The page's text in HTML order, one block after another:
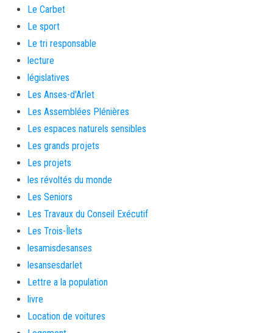
Le Carbet
Le sport
Le tri responsable
lecture
législatives
Les Anses-d'Arlet
Les Assemblées Plénières
Les espaces naturels sensibles
Les grands projets
Les projets
les révoltés du monde
Les Seniors
Les Travaux du Conseil Exécutif
Les Trois-Îlets
lesamisdesanses
lesansesdarlet
Lettre a la population
livre
Location de voitures